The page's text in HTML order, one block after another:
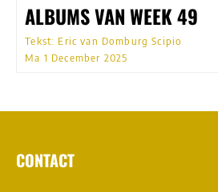
ALBUMS VAN WEEK 49
Tekst: Eric van Domburg Scipio
Ma 1 December 2025
CONTACT